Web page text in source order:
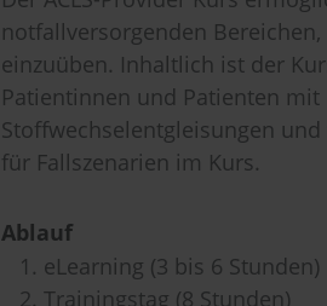
notfallversorgenden
einzuüben. Inhaltlich ist der
Patientinnen und Patienten
Stoffwechselentgleisungen
für Fallszenarien im Kurs.
Ablauf
eLearning (3 bis 6 Stunden)
Trainingstag (8 Stunden)